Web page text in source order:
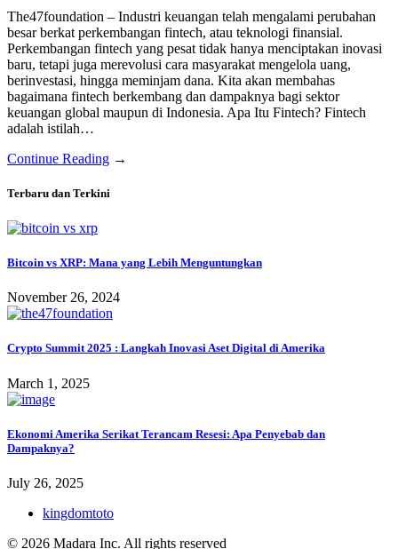
The47foundation – Industri keuangan telah mengalami perubahan
besar berkat perkembangan fintech, atau teknologi finansial.
Perkembangan fintech yang pesat tidak hanya menciptakan inovasi
baru, tetapi juga merevolusi cara masyarakat mengelola uang,
berinvestasi, hingga meminjam dana. Kita akan membahas
bagaimana fintech berkembang dan dampaknya bagi sektor
keuangan global maupun di Indonesia. Apa Itu Fintech? Fintech
adalah istilah…
Continue Reading →
Terbaru dan Terkini
Bitcoin vs XRP: Mana yang Lebih Menguntungkan
November 26, 2024
Crypto Summit 2025 : Langkah Inovasi Aset Digital di Amerika
March 1, 2025
Ekonomi Amerika Serikat Terancam Resesi: Apa Penyebab dan
Dampaknya?
July 26, 2025
kingdomtoto
© 2026 Madara Inc. All rights reserved